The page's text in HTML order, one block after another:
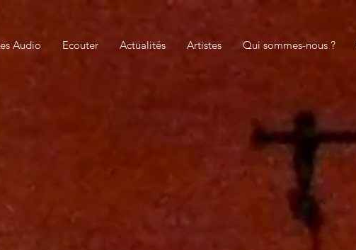
Audio Ecouter Actualités Artistes Qui sommes-nous ?